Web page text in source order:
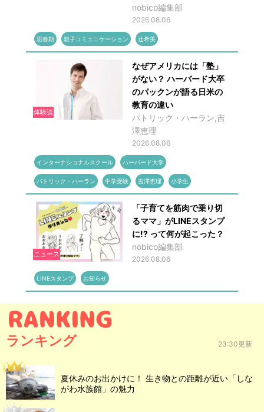
nobico編集部
2026.08.06
思春期 親子コミュニケーション 辻希美
体験談
なぜアメリカには「塾」
がない？ ハーバード大卒
のパックンが語る日米の
教育の違い
パトリック・ハーラン,吉
澤恵理
2026.08.06
インターナショナルスクール ハーバード大学
パトリック・ハーラン 中学受験 吉澤恵理 小学生
ニュース
「子育てを筋肉で乗り切
るママ」がLINEスタンプ
に!? って何が起こった？
nobico編集部
2026.08.06
LINEスタンプ お知らせ
ランキング 23:30更新
夏休みのお出かけに！ 生き物との距離が近い「しな
がわ水族館」の魅力